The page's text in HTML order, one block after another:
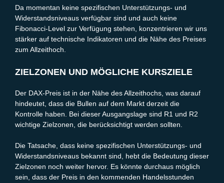
Da momentan keine spezifischen Unterstützungs- und
Widerstandsniveaus verfügbar sind und auch keine
Fibonacci-Level zur Verfügung stehen, konzentrieren wir uns
stärker auf technische Indikatoren und die Nähe des Preises
zum Allzeithoch.
ZIELZONEN UND MÖGLICHE KURSZIELE
Der DAX-Preis ist in der Nähe des Allzeithochs, was darauf
hindeutet, dass die Bullen auf dem Markt derzeit die
Kontrolle haben. Bei dieser Ausgangslage sind R1 und R2
wichtige Zielzonen, die berücksichtigt werden sollten.
Die Tatsache, dass keine spezifischen Unterstützungs- und
Widerstandsniveaus bekannt sind, hebt die Bedeutung dieser
Zielzonen noch weiter hervor. Es könnte durchaus möglich
sein, dass der Preis in den kommenden Handelsstunden